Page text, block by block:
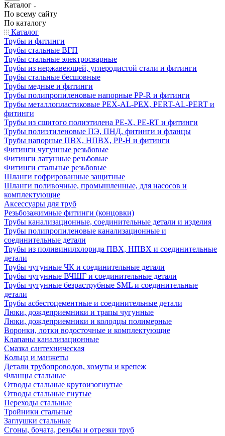
Каталог
По всему сайту
По каталогу
Каталог
Трубы и фитинги
Трубы стальные ВГП
Трубы стальные электросварные
Трубы из нержавеющей, углеродистой стали и фитинги
Трубы стальные бесшовные
Трубы медные и фитинги
Трубы полипропиленовые напорные PP-R и фитинги
Трубы металлопластиковые PEX-AL-PEX, PERT-AL-PERT и
фитинги
Трубы из сшитого полиэтилена PE-X, PE-RT и фитинги
Трубы полиэтиленовые ПЭ, ПНД, фитинги и фланцы
Трубы напорные ПВХ, НПВХ, PP-H и фитинги
Фитинги чугунные резьбовые
Фитинги латунные резьбовые
Фитинги стальные резьбовые
Шланги гофрированные защитные
Шланги поливочные, промышленные, для насосов и
комплектующие
Аксессуары для труб
Резьбозажимные фитинги (концовки)
Трубы канализационные, соединительные детали и изделия
Трубы полипропиленовые канализационные и
соединительные детали
Трубы из поливинилхлорида ПВХ, НПВХ и соединительные
детали
Трубы чугунные ЧК и соединительные детали
Трубы чугунные ВЧШГ и соединительные детали
Трубы чугунные безраструбные SML и соединительные
детали
Трубы асбестоцементные и соединительные детали
Люки, дождеприемники и трапы чугунные
Люки, дождеприемники и колодцы полимерные
Воронки, лотки водосточные и комплектующие
Клапаны канализационные
Смазка сантехническая
Кольца и манжеты
Детали трубопроводов, хомуты и крепеж
Фланцы стальные
Отводы стальные крутоизогнутые
Отводы стальные гнутые
Переходы стальные
Тройники стальные
Заглушки стальные
Сгоны, бочата, резьбы и отрезки труб